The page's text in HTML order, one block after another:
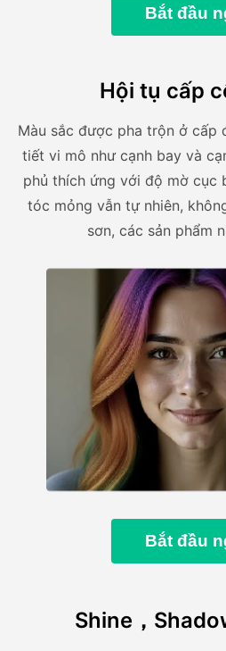
Bắt đầu
Hội tụ cấp
Màu sắc được pha trộn ở cấp
tiết vi mô như cạnh bay và
phủ thích ứng với độ mờ cục
tóc mỏng vẫn tự nhiên,
sơn, các sản phẩm
Bắt đầu
Shine，